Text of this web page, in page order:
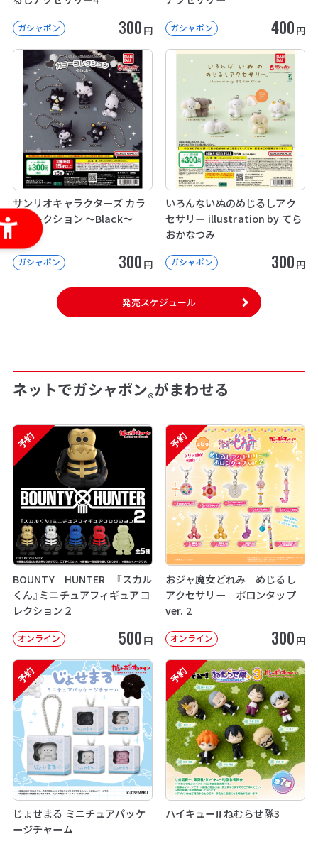
ガシャポン 300 円 ガシャポン 400 円
サンリオキャラクターズ カラ
ーコレクション ～Black～
ガシャポン 300 円
いろんないぬのめじるしアク
セサリー illustration by てら
おかなつみ
ガシャポン 300 円
発売スケジュール
ネットでガシャポン®がまわせる
予約
BOUNTY HUNTER 『スカル
くん』ミニチュアフィギュアコ
レクション２
オンライン 500 円
予約
おジャ魔女どれみ めじるし
アクセサリー ポロンタップ
ver. 2
オンライン 300 円
予約
じょせまる ミニチュアパッケ
ージチャーム
予約
ハイキュー!! ねむらせ隊3